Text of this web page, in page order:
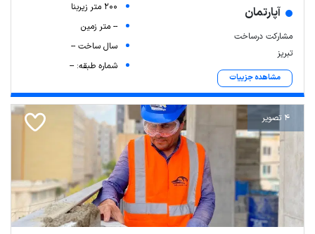
آپارتمان
مشارکت درساخت
تبریز
مشاهده جزییات
200 متر زیربنا
-- متر زمین
سال ساخت --
شماره طبقه: --
4 تصویر